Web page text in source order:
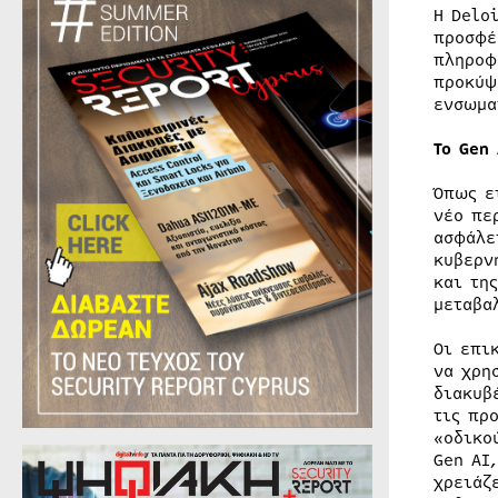
Η
Το
Όπως
νέο
και
Οι
να
τις
Gen